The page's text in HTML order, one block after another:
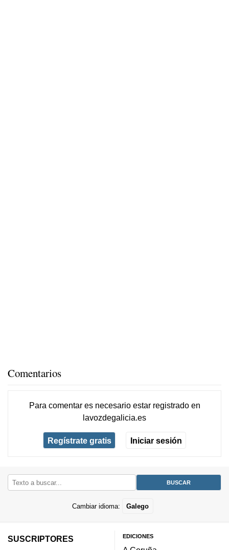
Comentarios
Para comentar es necesario estar registradoen
lavozdegalicia.es
Regístrate gratis Iniciar sesión
Cambiar idioma: Galego
SUSCRIPTORES
EDICIONES